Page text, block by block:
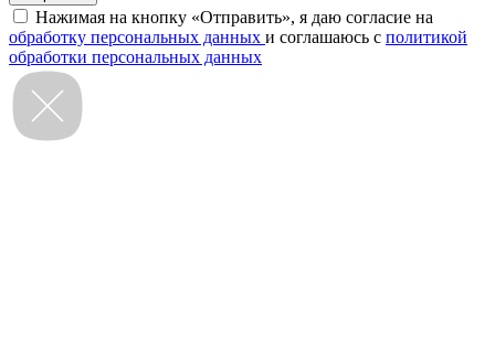
Нажимая на кнопку «Отправить», я даю согласие на
обработку персональных данных и соглашаюсь с политикой
обработки персональных данных